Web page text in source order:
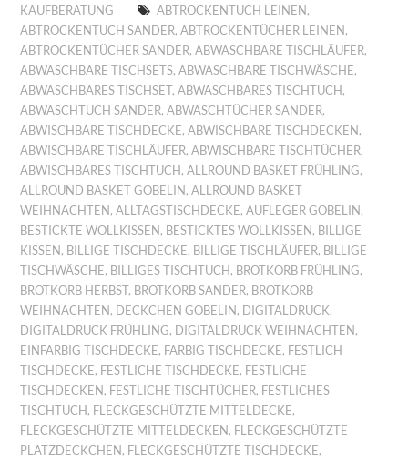
KAUFBERATUNG
ABTROCKENTUCH LEINEN,
ABTROCKENTUCH SANDER,ABTROCKENTÜCHER LEINEN,
ABTROCKENTÜCHER SANDER,ABWASCHBARE TISCHLÄUFER,
ABWASCHBARE TISCHSETS,ABWASCHBARE TISCHWÄSCHE,
ABWASCHBARES TISCHSET,ABWASCHBARES TISCHTUCH,
ABWASCHTUCH SANDER,ABWASCHTÜCHER SANDER,
ABWISCHBARE TISCHDECKE,ABWISCHBARE TISCHDECKEN,
ABWISCHBARE TISCHLÄUFER,ABWISCHBARE TISCHTÜCHER,
ABWISCHBARES TISCHTUCH,ALLROUND BASKET FRÜHLING,
ALLROUND BASKET GOBELIN,ALLROUND BASKET
WEIHNACHTEN,ALLTAGSTISCHDECKE,AUFLEGER GOBELIN,
BESTICKTE WOLLKISSEN, BESTICKTES WOLLKISSEN, BILLIGE
KISSEN, BILLIGE TISCHDECKE, BILLIGE TISCHLÄUFER, BILLIGE
TISCHWÄSCHE, BILLIGES TISCHTUCH, BROTKORB FRÜHLING,
BROTKORB HERBST, BROTKORB SANDER, BROTKORB
WEIHNACHTEN, DECKCHEN GOBELIN, DIGITALDRUCK,
DIGITALDRUCK FRÜHLING, DIGITALDRUCK WEIHNACHTEN,
EINFARBIG TISCHDECKE, FARBIG TISCHDECKE, FESTLICH
TISCHDECKE, FESTLICHE TISCHDECKE, FESTLICHE
TISCHDECKEN, FESTLICHE TISCHTÜCHER, FESTLICHES
TISCHTUCH, FLECKGESCHÜTZTE MITTELDECKE,
FLECKGESCHÜTZTE MITTELDECKEN, FLECKGESCHÜTZTE
PLATZDECKCHEN, FLECKGESCHÜTZTE TISCHDECKE,